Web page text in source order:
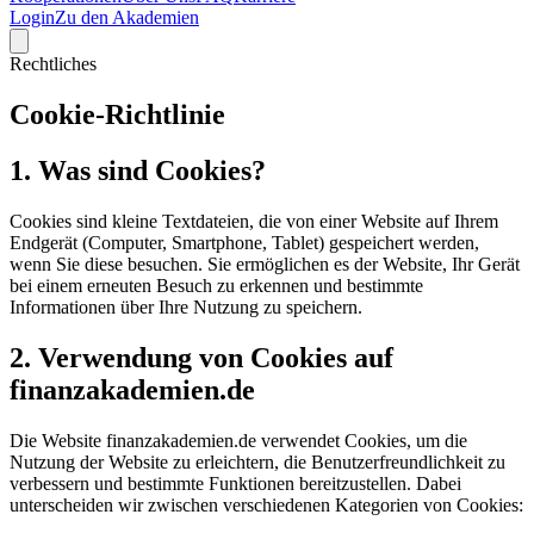
LoginZu den Akademien
Rechtliches
Cookie-Richtlinie
1. Was sind Cookies?
Cookies sind kleine Textdateien, die von einer Website auf Ihrem
Endgerät (Computer, Smartphone, Tablet) gespeichert werden,
wenn Sie diese besuchen. Sie ermöglichen es der Website, Ihr Gerät
bei einem erneuten Besuch zu erkennen und bestimmte
Informationen über Ihre Nutzung zu speichern.
2. Verwendung von Cookies auf
finanzakademien.de
Die Website finanzakademien.de verwendet Cookies, um die
Nutzung der Website zu erleichtern, die Benutzerfreundlichkeit zu
verbessern und bestimmte Funktionen bereitzustellen. Dabei
unterscheiden wir zwischen verschiedenen Kategorien von Cookies: